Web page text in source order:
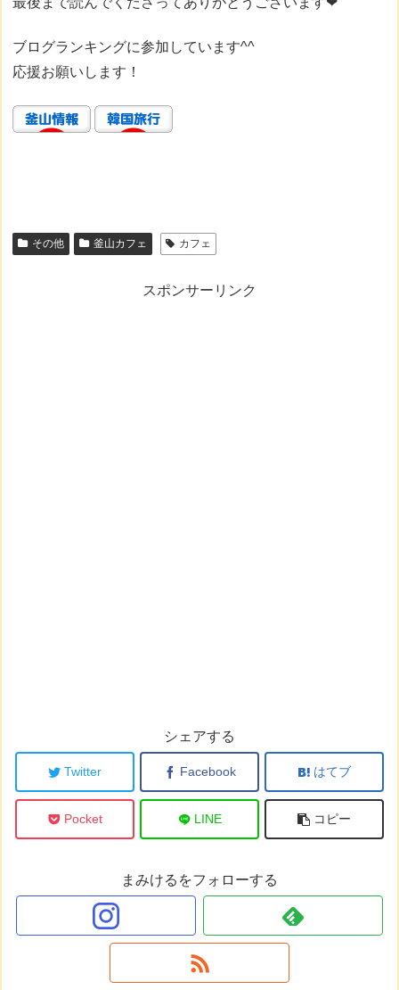
ブログランキングに参加しています^^
応援お願いします！
その他 釜山カフェ カフェ
スポンサーリンク
シェアする
Twitter Facebook はてブ
Pocket LINE コピー
まみけるをフォローする